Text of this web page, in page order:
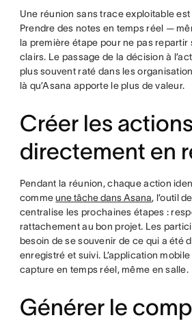
Une réunion sans trace exploitable
Prendre des notes en temps réel —
la première étape pour ne pas repartir
clairs. Le passage de la décision à
plus souvent raté dans les
là qu’Asana apporte le plus de valeur.
Créer les actions
directement en
Pendant la réunion, chaque action
commeune tâche dans Asana, l’outil
centralise les prochaines étapes :
rattachement au bon projet. Les
besoin de se souvenir de ce qui a été
enregistré et suivi. L’application
capture en temps réel, même en salle.
Générer le